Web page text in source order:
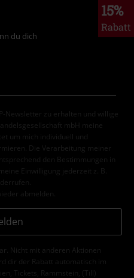
15%
Rabatt
du dich
Newsletter zu erhalten und willige
mbH meine
um mich individuell und
Die Verarbeitung meiner
den Bestimmungen in
meine Einwilligung jederzeit z. B.
abmelden.
Nicht mit anderen Aktionen
dir der Rabatt automatisch im
Tickets, Rammstein, (Till)